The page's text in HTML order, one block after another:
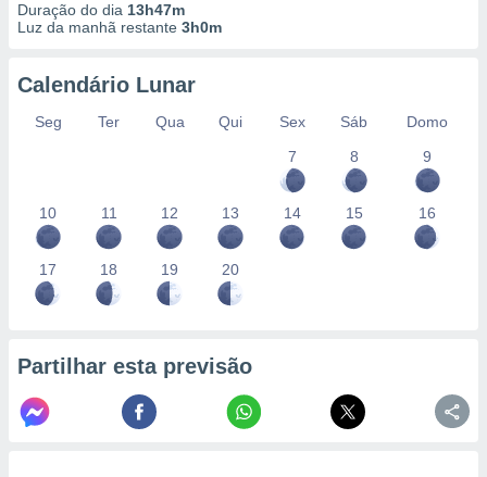
Duração do dia 13h47m
Luz da manhã restante 3h0m
Calendário Lunar
Seg Ter Qua Qui Sex Sáb
Domo
7
8 9
10 11 12 13 14 15 16
17 18 19 20
Partilhar esta previsão